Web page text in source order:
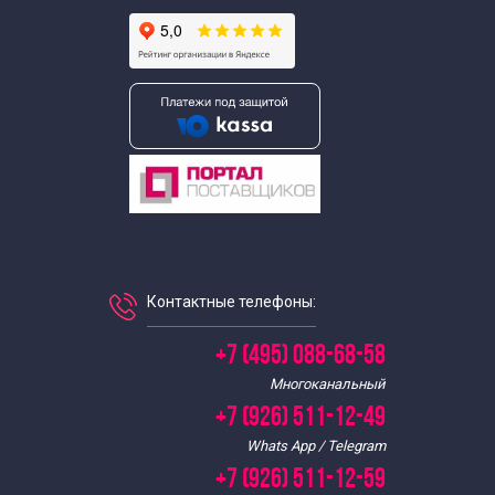
Экскурсии по Москве в январе
Экскурсии по Москве в мае
Экскурсии по Москве в марте
Экскурсии по Москве в ноябре
Экскурсии по Москве в октябре
Экскурсии по Москве в сентябре
Экскурсии по монастырям Москвы
Контактные телефоны:
+7 (495) 088-68-58
Многоканальный
+7 (926) 511-12-49
Whats App / Telegram
+7 (926) 511-12-59